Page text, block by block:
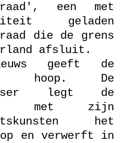
een met
geladen
die de grens
afsluit.
geeft de
hoop. De
legt de
met zijn
het
en verwerft in